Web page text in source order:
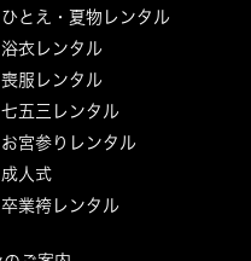
ひとえ・夏物レンタル
浴衣レンタル
喪服レンタル
七五三レンタル
お宮参りレンタル
成人式
卒業袴レンタル